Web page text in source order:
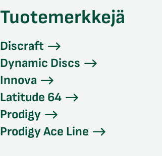
Tuotemerkkejä
Discraft
Dynamic Discs
Innova
Latitude 64
Prodigy
Prodigy Ace Line